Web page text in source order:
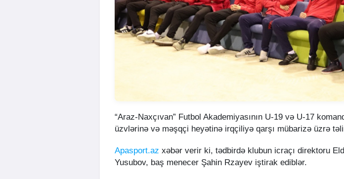
“Araz-Naxçıvan” Futbol Akademiyasının U-19 və U-17
üzvlərinə və məşqçi heyətinə irqçiliyə qarşı mübarizə üzrə
Apasport.az xəbər verir ki, tədbirdə klubun icraçı direktoru
Yusubov, baş menecer Şahin Rzayev iştirak ediblər.